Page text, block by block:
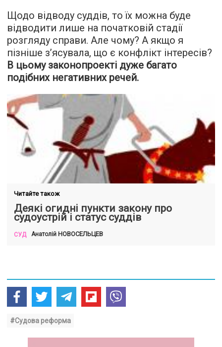
Щодо відводу суддів, то їх можна буде
відводити лише на початковій стадії
розгляду справи. Але чому? А якщо я
пізніше з’ясувала, що є конфлікт інтересів?
В цьому законопроекті дуже багато
подібних негативних речей.
Читайте також
Деякі огидні пункти закону про
судоустрій і статус суддів
СУД Анатолій НОВОСЕЛЬЦЕВ
#Судова реформа